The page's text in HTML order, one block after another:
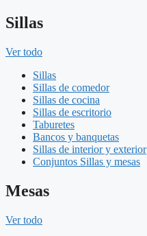
Sillas
Ver todo
Sillas
Sillas de comedor
Sillas de cocina
Sillas de escritorio
Taburetes
Bancos y banquetas
Sillas de interior y exterior
Conjuntos Sillas y mesas
Mesas
Ver todo